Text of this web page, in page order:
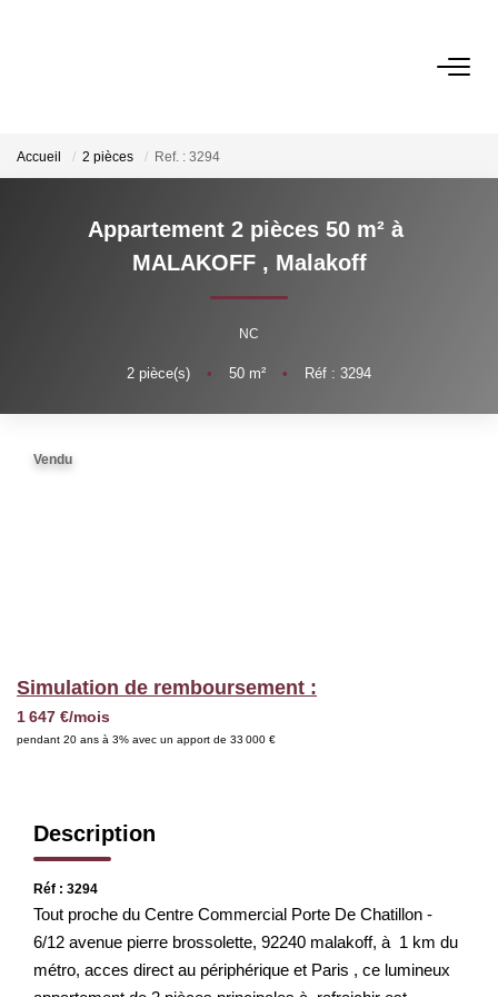
LOCATIONS
GESTION
NOS AGENCES
Espace Bailleur
Espace Locataire
Accueil 2 pièces Ref. : 3294
Appartement 2 pièces 50 m² à
MALAKOFF , Malakoff
NC
2 pièce(s) • 50 m² • Réf : 3294
Vendu
Simulation de remboursement :
1 647 €/mois
pendant 20 ans à 3% avec un apport de 33 000 €
Description
Réf : 3294
Tout proche du Centre Commercial Porte De Chatillon -
6/12 avenue pierre brossolette, 92240 malakoff, à 1 km du
métro, acces direct au périphérique et Paris , ce lumineux